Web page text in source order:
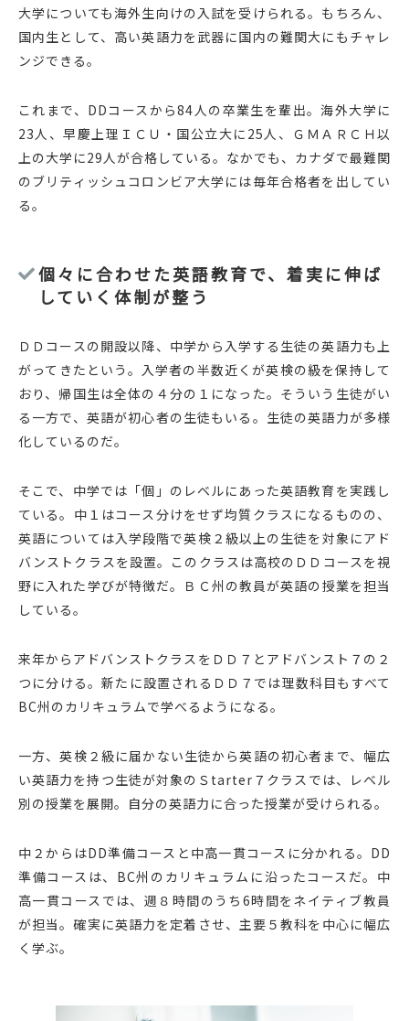
大学についても海外生向けの入試を受けられる。もちろん、
国内生として、高い英語力を武器に国内の難関大にもチャレ
ンジできる。
これまで、DDコースから84人の卒業生を輩出。海外大学に
23人、早慶上理ＩＣＵ・国公立大に25人、ＧＭＡＲＣＨ以
上の大学に29人が合格している。なかでも、カナダで最難関
のブリティッシュコロンビア大学には毎年合格者を出してい
る。
個々に合わせた英語教育で、着実に伸ば
していく体制が整う
ＤＤコースの開設以降、中学から入学する生徒の英語力も上
がってきたという。入学者の半数近くが英検の級を保持して
おり、帰国生は全体の４分の１になった。そういう生徒がい
る一方で、英語が初心者の生徒もいる。生徒の英語力が多様
化しているのだ。
そこで、中学では「個」のレベルにあった英語教育を実践し
ている。中１はコース分けをせず均質クラスになるものの、
英語については入学段階で英検２級以上の生徒を対象にアド
バンストクラスを設置。このクラスは高校のＤＤコースを視
野に入れた学びが特徴だ。ＢＣ州の教員が英語の授業を担当
している。
来年からアドバンストクラスをＤＤ７とアドバンスト７の２
つに分ける。新たに設置されるＤＤ７では理数科目もすべて
BC州のカリキュラムで学べるようになる。
一方、英検２級に届かない生徒から英語の初心者まで、幅広
い英語力を持つ生徒が対象のＳtarter７クラスでは、レベル
別の授業を展開。自分の英語力に合った授業が受けられる。
中２からはDD準備コースと中高一貫コースに分かれる。DD
準備コースは、BC州のカリキュラムに沿ったコースだ。中
高一貫コースでは、週８時間のうち6時間をネイティブ教員
が担当。確実に英語力を定着させ、主要５教科を中心に幅広
く学ぶ。